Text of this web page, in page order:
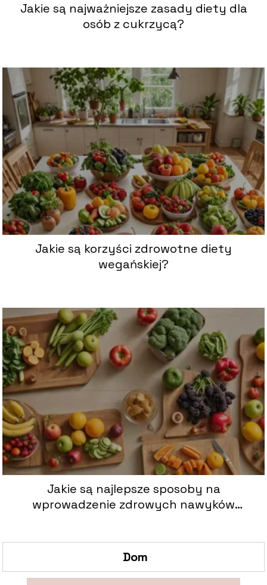
Jakie są najważniejsze zasady diety dla
osób z cukrzycą?
Jakie są korzyści zdrowotne diety
wegańskiej?
Jakie są najlepsze sposoby na
wprowadzenie zdrowych nawyków
Dom